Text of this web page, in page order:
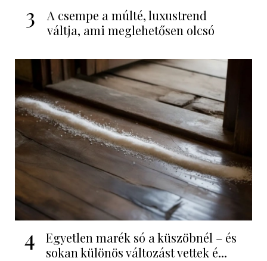
3
A csempe a múlté, luxustrend
váltja, ami meglehetősen olcsó
4
Egyetlen marék só a küszöbnél – és
sokan különös változást vettek é...